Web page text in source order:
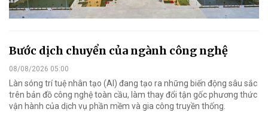
Bước dịch chuyển của ngành công nghệ
08/08/2026 05:00
Làn sóng trí tuệ nhân tạo (AI) đang tạo ra những biến động sâu sắc
trên bản đồ công nghệ toàn cầu, làm thay đổi tận gốc phương thức
vận hành của dịch vụ phần mềm và gia công truyền thống.